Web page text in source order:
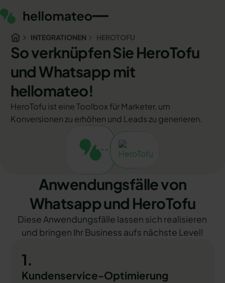
INTEGRATIONEN HEROTOFU
So verknüpfen Sie HeroTofu
und Whatsapp mit
hellomateo!
HeroTofu ist eine Toolbox für Marketer, um
Konversionen zu erhöhen und Leads zu generieren.
Anwendungsfälle von
Whatsapp und HeroTofu
Diese Anwendungsfälle lassen sich realisieren
und bringen Ihr Business aufs nächste Level!
1.
Kundenservice-Optimierung